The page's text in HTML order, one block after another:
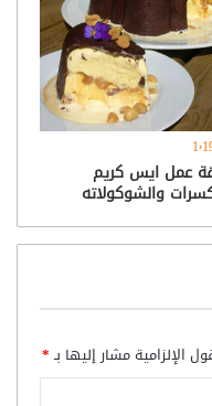
عمل ايس كريم
والشوكولاته
الإلزامية مشار إليها بـ*